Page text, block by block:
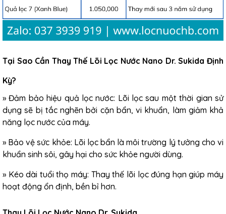
Tại Sao Cần Thay Thế Lõi Lọc Nước Nano Dr. Sukida Định
Kỳ?
» Đảm bảo hiệu quả lọc nước: Lõi lọc sau một thời gian sử
dụng sẽ bị tắc nghẽn bởi cặn bẩn, vi khuẩn, làm giảm khả
năng lọc nước của máy.
» Bảo vệ sức khỏe: Lõi lọc bẩn là môi trường lý tưởng cho vi
khuẩn sinh sôi, gây hại cho sức khỏe người dùng.
» Kéo dài tuổi thọ máy: Thay thế lõi lọc đúng hạn giúp máy
hoạt động ổn định, bền bỉ hơn.